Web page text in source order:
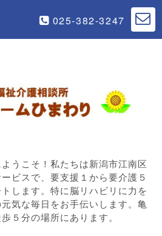
025-382-3247
うこそ！私たちは新潟市江南区
ビスで、要支援１から要介護５
します。特に脳リハビリに力を
気な毎日をお手伝いします。亀
５分の場所にあります。